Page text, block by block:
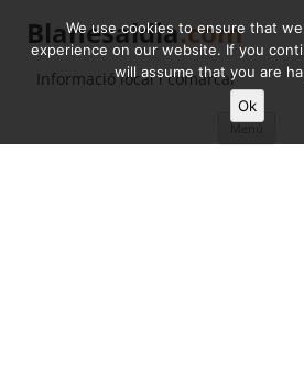
Blanesaldia.com
Informació local i comarcal
We use cookies to ensure that we
experience on our website. If you
will assume that you are
Ok